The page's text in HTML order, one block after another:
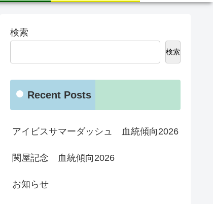
検索
検索
Recent Posts
アイビスサマーダッシュ 血統傾向2026
関屋記念 血統傾向2026
お知らせ